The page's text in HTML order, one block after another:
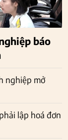
báo
nghiệp mở
lập hoá đơn